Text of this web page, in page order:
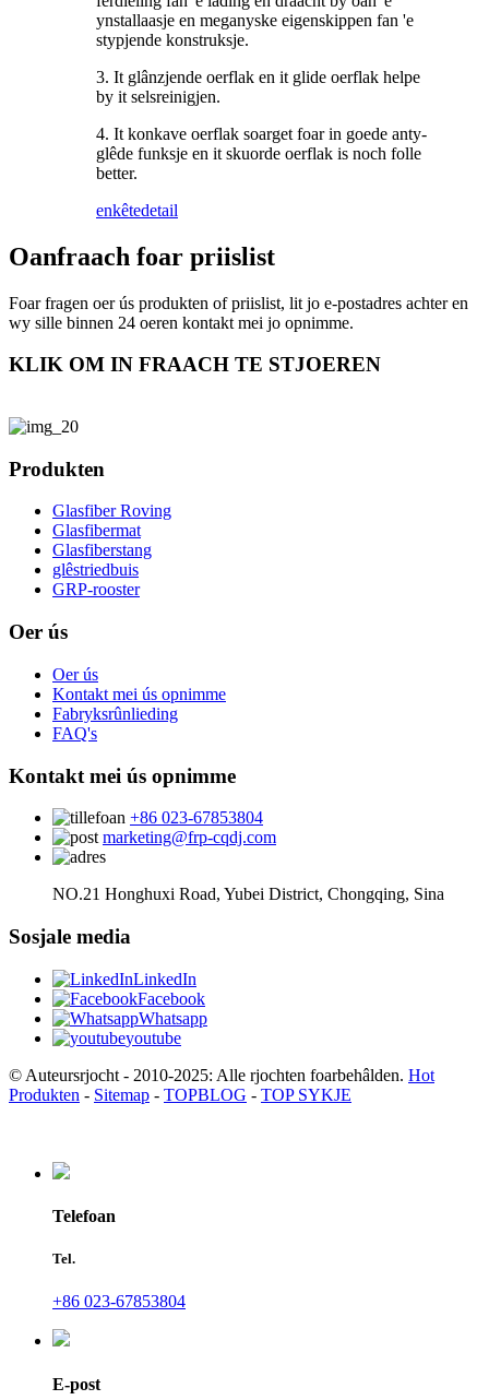
ynstallaasje en meganyske eigenskippen fan 'e
stypjende konstruksje.
3. It glânzjende oerflak en it glide oerflak helpe
by it selsreinigjen.
4. It konkave oerflak soarget foar in goede anty-
glêde funksje en it skuorde oerflak is noch folle
better.
enkêtedetail
Oanfraach foar priislist
Foar fragen oer ús produkten of priislist, lit jo e-postadres achter en
wy sille binnen 24 oeren kontakt mei jo opnimme.
KLIK OM IN FRAACH TE STJOEREN
Produkten
Glasfiber Roving
Glasfibermat
Glasfiberstang
glêstriedbuis
GRP-rooster
Oer ús
Oer ús
Kontakt mei ús opnimme
Fabryksrûnlieding
FAQ's
Kontakt mei ús opnimme
+86 023-67853804
marketing@frp-cqdj.com
NO.21 Honghuxi Road, Yubei District, Chongqing, Sina
Sosjale media
LinkedIn
Facebook
Whatsapp
youtube
© Auteursrjocht - 2010-2025: Alle rjochten foarbehâlden. Hot
Produkten - Sitemap - TOPBLOG - TOP SYKJE
Telefoan
Tel.
+86 023-67853804
E-post